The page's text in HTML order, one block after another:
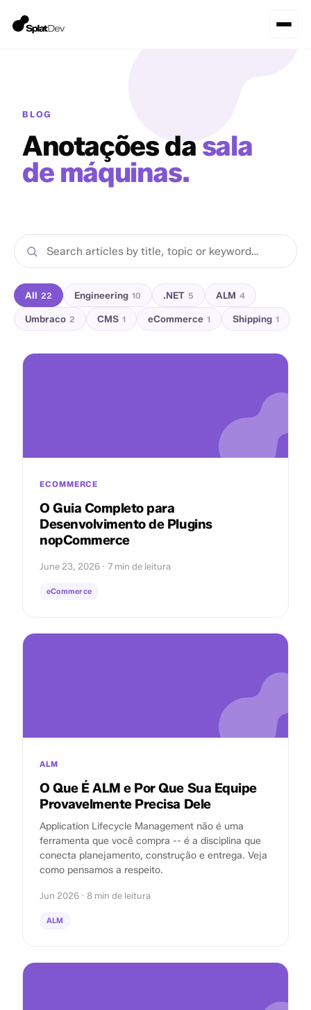
BLOG
Anotações da sala
de máquinas.
All 22 Engineering 10 .NET 5 ALM 4
Umbraco 2 CMS 1 eCommerce 1 Shipping 1
ECOMMERCE
O Guia Completo para
Desenvolvimento de Plugins
nopCommerce
June 23, 2026 · 7 min de leitura
eCommerce
ALM
O Que É ALM e Por Que Sua Equipe
Provavelmente Precisa Dele
Application Lifecycle Management não é uma
ferramenta que você compra -- é a disciplina que
conecta planejamento, construção e entrega. Veja
como pensamos a respeito.
Jun 2026 · 8 min de leitura
ALM